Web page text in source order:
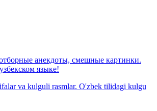
анекдоты, смешные картинки.
языке!
va kulguli rasmlar. O'zbek tilidagi kulgu